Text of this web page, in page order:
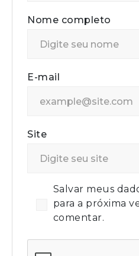
Nome completo
E-mail
Site
Salvar meus
para a próxima
comentar.